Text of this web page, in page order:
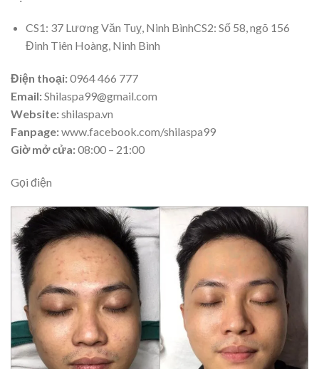
CS1: 37 Lương Văn Tuỵ, Ninh BìnhCS2: Số 58, ngõ 156
Đinh Tiên Hoàng, Ninh Bình
Điện thoại:0964 466 777
Email:Shilaspa99@gmail.com
Website:shilaspa.vn
Fanpage:www.facebook.com/shilaspa99
Giờ mở cửa:08:00 – 21:00
Gọi điện